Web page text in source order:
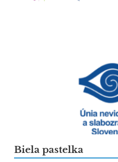
Biela pastelka